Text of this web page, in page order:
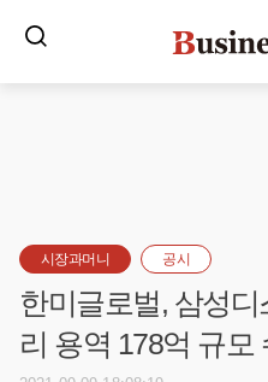
시장과머니 공시
한미글로벌, 삼성
리 용역 178억 규모